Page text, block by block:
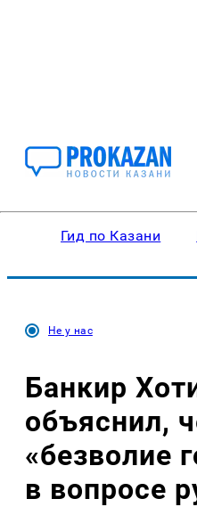
Гид по Казани
Не у нас
Банкир
объяснил,
«безволие
в вопросе